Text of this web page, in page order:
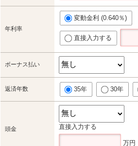
年利率
変動金利 (0.640％)
直接入力する
ボーナス払い
返済年数 35年 30年
頭金 直接入力する
万円